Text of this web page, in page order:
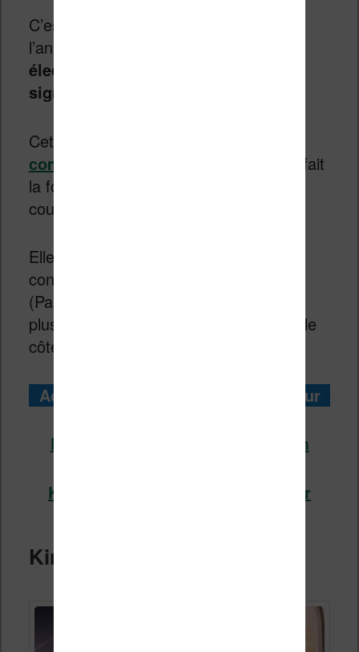
C’est une des grandes nouveautés de
l’année 2024 :
électronique couleur de 7 pouces
signée Kobo
Cette
complet ici)
reprend donc tout ce qui fait
la force de Kobo mais avec un écran
couleur.
Elle est plus chère que le modèle
concurrent noir et blanc de Kindle
(Paperwhite), mais propose un format
plus confortable avec ses boutons sur le
côté de l’écran et la couleur.
Acheter la liseuse Kobo Libra Colour
Kobo Libra Colour chez Fnac.com
Kobo Libra Colour chez Boulanger
Kindle COLORSOFT